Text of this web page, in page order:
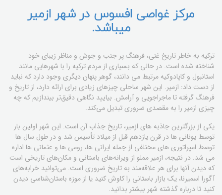
مرکز غواصی افسوس در شهر ازمیر
میباشد.
ترکیه به خاطر تاریخ غنی، فرهنگ پر جنب و جوش و مناظر زیبای خود
شناخته شده است. در حالی که بسیاری از مردم ترکیه را با شهرهایی مانند
استانبول و کاپادوکیه مرتبط می دانند، گوهر پنهان دیگری وجود دارد که نباید
از دست داد: ازمیر. این شهر ساحلی چیزهای زیادی برای ارائه دارد، از تاریخ و
فرهنگ گرفته تا ماجراجویی و آرامش. بیایید نگاهی دقیق‌تر بیندازیم که چه
چیزی ازمیر را به مقصدی ضروری تبدیل می‌کند.
یکی از بزرگترین جاذبه های ازمیر، تاریخ جذاب آن است. این شهر اولین بار
توسط یونانی ها در قرن یازدهم قبل از میلاد تأسیس شد و در طول سال ها
توسط امپراتوری های مختلفی از جمله ایرانی ها، رومی ها و عثمانی ها اداره
می شد. در نتیجه، ازمیر مملو از ویرانه‌های باستانی و مکان‌های تاریخی است
که دیدن آنها برای هر علاقه‌مند به تاریخ ضروری است. می‌توانید خرابه‌های
آگورا اسمیرنا، یک بازار باستانی را کاوش کنید یا از موزه باستان‌شناسی دیدن
کنید تا درباره گذشته شهر بیشتر بدانید.